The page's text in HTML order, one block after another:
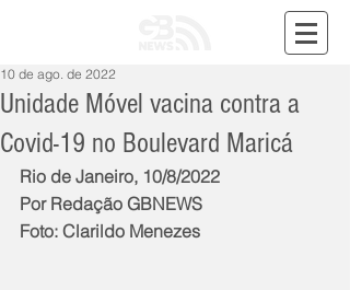
Unidade Móvel vacina contra a
Covid-19 no Boulevard Maricá
10 de ago. de 2022
Rio de Janeiro, 10/8/2022
Por Redação GBNEWS
Foto: Clarildo Menezes